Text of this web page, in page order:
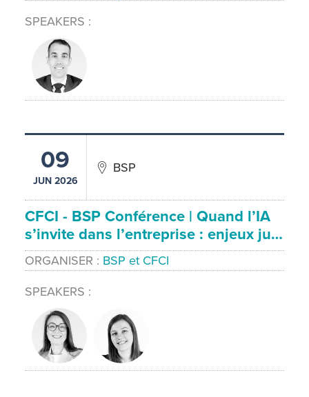
SPEAKERS
09
JUN 2026
BSP
CFCI - BSP Conférence | Quand l’IA
s’invite dans l’entreprise : enjeux ju…
ORGANISER
BSP et CFCI
SPEAKERS